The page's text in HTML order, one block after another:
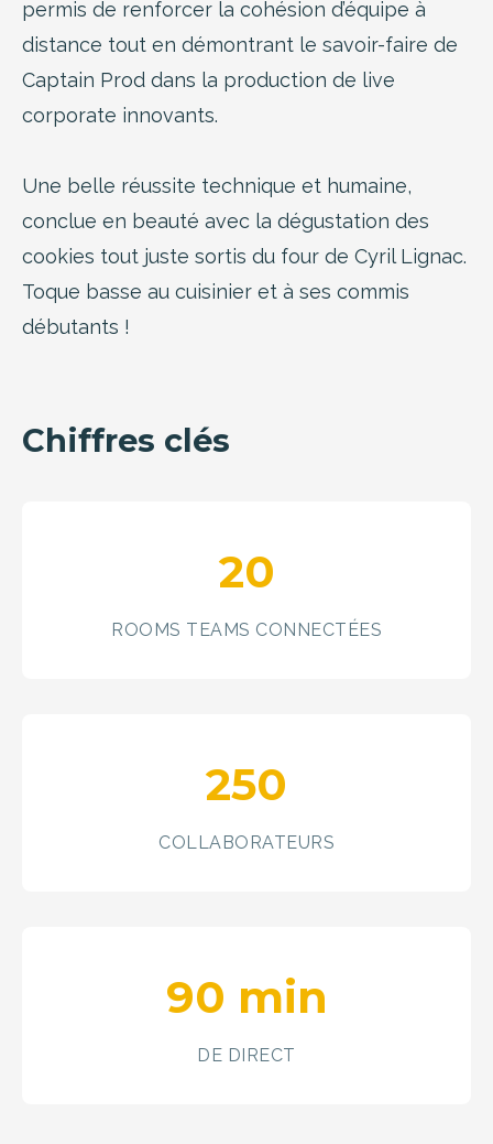
permis de renforcer la cohésion d’équipe à
distance tout en démontrant le savoir-faire de
Captain Prod dans la production de live
corporate innovants.
Une belle réussite technique et humaine,
conclue en beauté avec la dégustation des
cookies tout juste sortis du four de Cyril Lignac.
Toque basse au cuisinier et à ses commis
débutants !
Chiffres clés
20
ROOMS TEAMS CONNECTÉES
250
COLLABORATEURS
90 min
DE DIRECT